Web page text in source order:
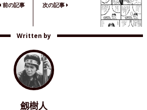
前の記事 次の記事
Written by
劔樹人